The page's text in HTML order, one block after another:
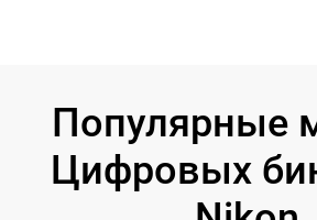
Популярные
Цифровых